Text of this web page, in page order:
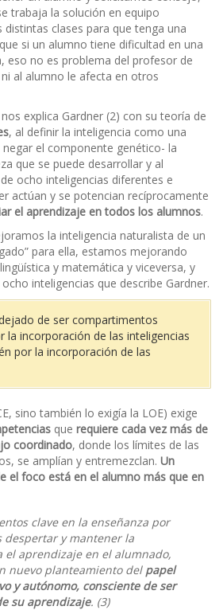
trabaja la solución en equipo
clases para que tenga una
si un alumno tiene dificultad en una
eso no es problema del profesor de
al alumno le afecta en otros
explica Gardner (2) con su teoría de
, al definir la inteligencia como una
negar el componente genético- la
que se puede desarrollar y al
ocho inteligencias diferentes e
actúan y se potencian recíprocamente
el aprendizaje en todos los alumnos.
la inteligencia naturalista de un
para ella, estamos mejorando
y matemática y viceversa, y
inteligencias que describe Gardner.
de ser compartimentos
la incorporación de las inteligencias
por la incorporación de las
sino también lo exigía la LOE) exige
que requiere cada vez más de
coordinado, donde los límites de las
se amplían y entremezclan. Un
el foco está en el alumno más que en
clave en la enseñanza por
despertar y mantener la
el aprendizaje en el alumnado,
nuevo planteamiento delpapel
y autónomo, consciente de ser
su aprendizaje. (3)